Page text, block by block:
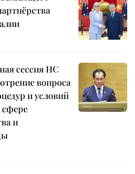
сессия НС
вопроса
и условий
сфере
и